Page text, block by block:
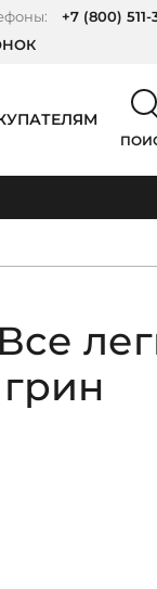
+7 (800) 511-